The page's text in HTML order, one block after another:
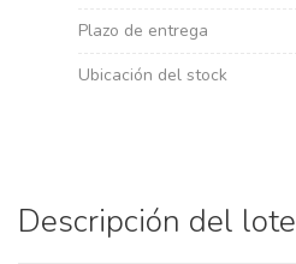
Plazo de entrega
Ubicación del stock
Descripción del lote